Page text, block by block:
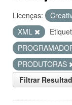
Licenças:
XML
PRODUTORAS
Filtrar